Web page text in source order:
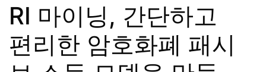
RI 마이닝, 간단하고
편리한 암호화폐 패시